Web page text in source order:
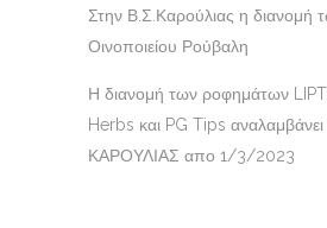
Στην Β.Σ.Καρούλιας η διανομή
Οινοποιείου Ρούβαλη
Η διανομή των ροφημάτων
Herbs και PG Tips αναλαμβάνει
ΚΑΡΟΥΛΙΑΣ απο 1/3/2023